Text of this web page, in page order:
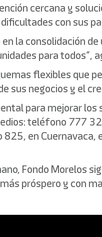
cercana y
con sus
la consolidación
para todos”,
flexibles que
sus negocios y el
para mejorar
teléfono 777
825, en
Fondo Morelos
próspero y con